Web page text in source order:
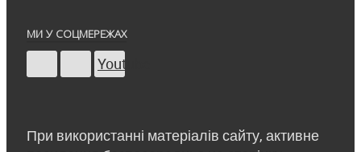
МИ У СОЦМЕРЕЖАХ
Youtube
При використанні матеріалів сайту, активне